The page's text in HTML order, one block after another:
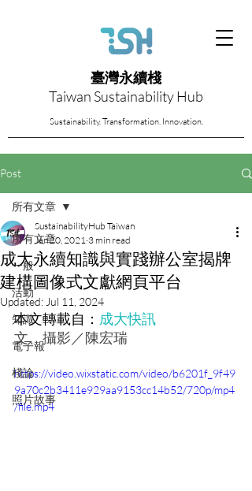
臺灣永續棧
Taiwan Sustainability Hub
Sustainability. Transformation. Innovation.
Post
所有文章
一般
活動
知識
電子報
棧論
照片故事
所有文章
成大永續知識與實踐辦公室揭牌
建構圖像式文獻網頁平台
SustainabilityHub Taiwan
Jan 20, 2021 3 min read
Updated: Jul 11, 2024
本文轉載自： 成大快訊
文、攝影／陳宏瑞
https://video.wixstatic.com/video/b6201f_9f49
9a70c2b3411e929aa9153cc14b52/720p/mp4
/file.mp4